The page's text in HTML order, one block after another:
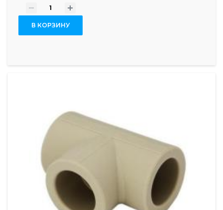
- +
В КОРЗИНУ